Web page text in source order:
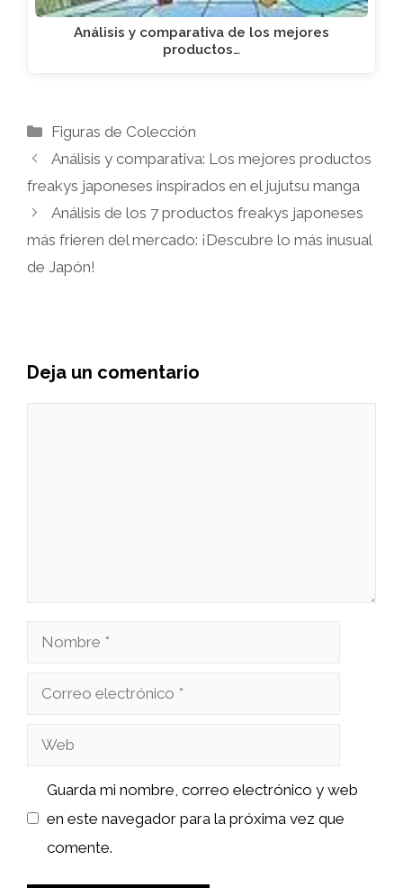
Análisis y comparativa de los mejores
productos…
Categorías
Figuras de Colección
Análisis y comparativa: Los mejores productos
freakys japoneses inspirados en el jujutsu manga
Análisis de los 7 productos freakys japoneses
más frieren del mercado: ¡Descubre lo más inusual
de Japón!
Deja un comentario
Nombre
Correo
Web
Guarda mi nombre, correo electrónico y web
en este navegador para la próxima vez que
comente.